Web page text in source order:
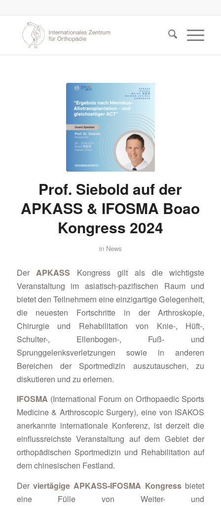
Prof. Siebold auf der
APKASS & IFOSMA Boao
Kongress 2024
in News
DerAPKASS Kongress gilt als die wichtigste
Veranstaltung im asiatisch-pazifischen Raum und
bietet den Teilnehmern eine einzigartige Gelegenheit,
die neuesten Fortschritte in der Arthroskopie,
Chirurgie und Rehabilitation von Knie-, Hüft-,
Schulter-, Ellenbogen-, Fuß- und
Sprunggelenksverletzungen sowie in anderen
Bereichen der Sportmedizin auszutauschen, zu
diskutieren und zu erlernen.
IFOSMA (International Forum on Orthopaedic Sports
Medicine & Arthroscopic Surgery), eine von ISAKOS
anerkannte internationale Konferenz, ist derzeit die
einflussreichste Veranstaltung auf dem Gebiet der
orthopädischen Sportmedizin und Rehabilitation auf
dem chinesischen Festland.
Derviertägige APKASS-IFOSMA Kongressbietet
eine Fülle von Weiter- und